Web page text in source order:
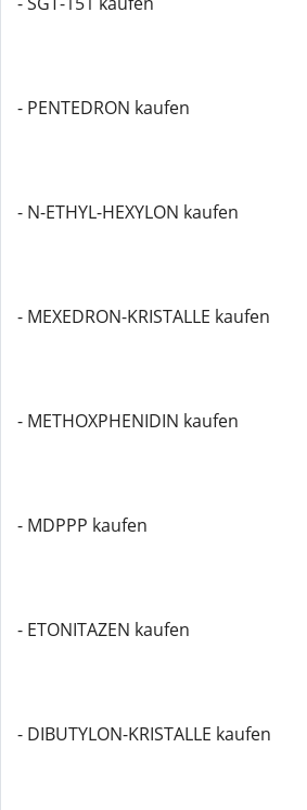
- PENTEDRON kaufen
- N-ETHYL-HEXYLON kaufen
- MEXEDRON-KRISTALLE kaufen
- METHOXPHENIDIN kaufen
- MDPPP kaufen
- ETONITAZEN kaufen
- DIBUTYLON-KRISTALLE kaufen